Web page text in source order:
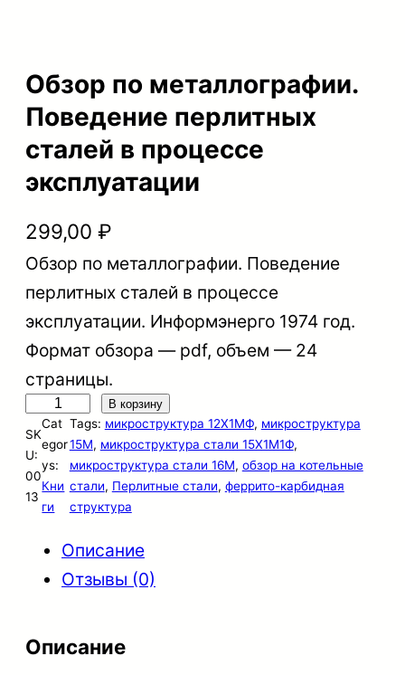
Обзор по металлографии.
Поведение перлитных
сталей в процессе
эксплуатации
299,00 ₽
Обзор по металлографии. Поведение
перлитных сталей в процессе
эксплуатации. Информэнерго 1974 год.
Формат обзора — pdf, объем — 24
страницы.
К
о
л
и
в
В корзину
SK
U:
00
13
Cat
egor
ys:
Кни
ги
Tags: микроструктура 12Х1МФ, микроструктура
15М, микроструктура стали 15Х1М1Ф
микроструктура стали 16М, обзор на котельные
стали, Перлитные стали, феррито-карбидная
структура
Описание
Отзывы (0)
Описание